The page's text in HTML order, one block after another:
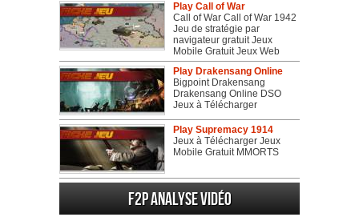
Play Call of War
Call of War Call of War 1942
Jeu de stratégie par
navigateur gratuit Jeux
Mobile Gratuit Jeux Web
Play Drakensang Online
Bigpoint Drakensang
Drakensang Online DSO
Jeux à Télécharger
Play Supremacy 1914
Jeux à Télécharger Jeux
Mobile Gratuit MMORTS
F2P Analyse vidéo